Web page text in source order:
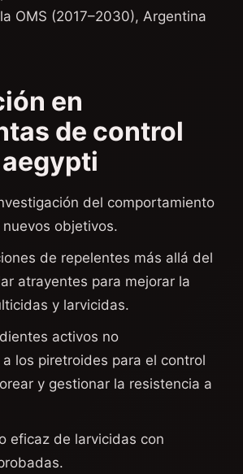
OMS (2017–2030), Argentina
en
de control
del comportamiento
objetivos.
de repelentes más allá del
atrayentes para mejorar la
y larvicidas.
activos no
los piretroides para el control
y gestionar la resistencia a
eficaz de larvicidas con